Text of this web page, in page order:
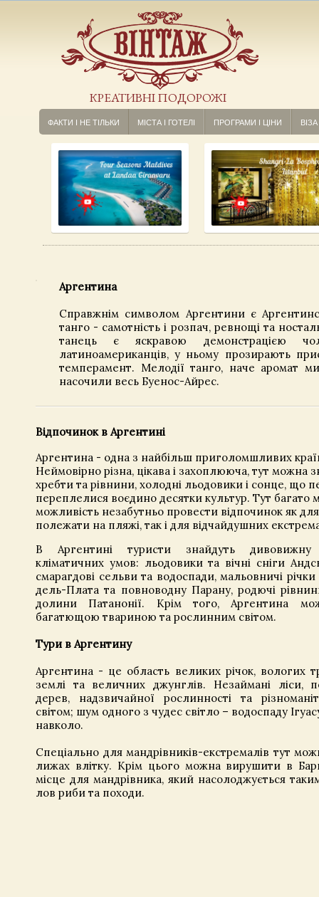
КРЕАТИВНІ ПОДОРОЖІ
ФАКТИ І НЕ ТІЛЬКИ МІСТА І ГОТЕЛІ ПРОГРАМИ І ЦІНИ ВІЗА
Аргентина
Справжнім символом Аргентини є
танго - самотність і розпач, ревнощі та
танець є яскравою демонстрацією
латиноамериканців, у ньому прозирають
темперамент. Мелодії танго, наче аромат
насочили весь Буенос-Айрес.
Відпочинок в Аргентині
Аргентина - одна з найбільш приголомшливих країн
Неймовірно різна, цікава і захоплююча, тут можна
хребти та рівнини, холодні льодовики і сонце, що
переплелися воєдино десятки культур. Тут багато
можливість незабутньо провести відпочинок як
полежати на пляжі, так і для відчайдушних
В Аргентині туристи знайдуть дивовижну
кліматичних умов: льодовики та вічні сніги
смарагдові сельви та водоспади, мальовничі
дель-Плата та повноводну Парану, родючі
долини Патанонії. Крім того, Аргентина
багатющою твариною та рослинним світом.
Тури в Аргентину
Аргентина - це область великих річок, вологих
землі та величних джунглів. Незаймані ліси,
дерев, надзвичайної рослинності та
світом; шум одного з чудес світло – водоспаду
навколо.
Спеціально для мандрівників-екстремалів тут
лижах влітку. Крім цього можна вирушити в
місце для мандрівника, який насолоджується
лов риби та походи.